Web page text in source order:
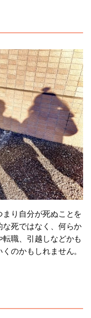
り自分が死ぬことを
死ではなく、何らか
職、引越しなどかも
のかもしれません。